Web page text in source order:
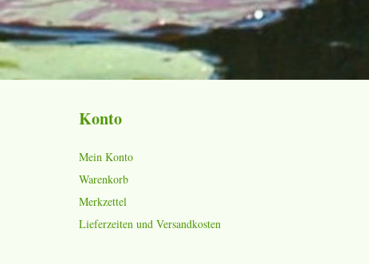
Konto
Mein Konto
Warenkorb
Merkzettel
Lieferzeiten und Versandkosten